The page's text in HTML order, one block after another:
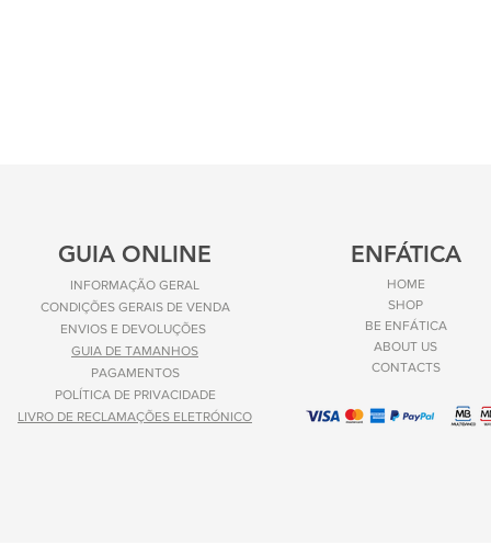
GUIA ONLINE
INFORMAÇÃO GERAL
CONDIÇÕES GERAIS DE VENDA
ENVIOS E DEVOLUÇÕES
GUIA DE TAMANHOS
PAGAMENTOS
POLÍTICA DE PRIVACIDADE
LIVRO DE RECLAMAÇÕES ELETRÓNICO
ENFÁTICA
HOME
SHOP
BE ENFÁTICA
ABOUT US
CONTACTS